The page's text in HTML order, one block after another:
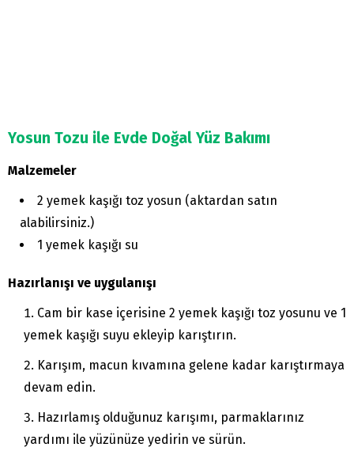
Yosun Tozu ile Evde Doğal Yüz Bakımı
Malzemeler
2 yemek kaşığı toz yosun (aktardan satın
alabilirsiniz.)
1 yemek kaşığı su
Hazırlanışı ve uygulanışı
Cam bir kase içerisine 2 yemek kaşığı toz yosunu ve 1
yemek kaşığı suyu ekleyip karıştırın.
Karışım, macun kıvamına gelene kadar karıştırmaya
devam edin.
Hazırlamış olduğunuz karışımı, parmaklarınız
yardımı ile yüzünüze yedirin ve sürün.